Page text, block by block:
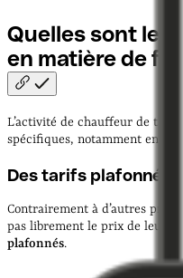
Quelles sont les
en matière de
L’activité de chauffeur de taxi
spécifiques, notamment en
Des tarifs plafonnés
Contrairement à d’autres
pas librement le prix de leurs
plafonnés.